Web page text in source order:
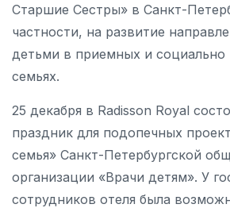
Старшие Сестры» в Санкт-
частности, на развитие
детьми в приемных и
семьях.
25 декабря в Radisson Royal
праздник для подопечных
семья» Санкт-Петербургской
организации «Врачи детям». У
сотрудников отеля была